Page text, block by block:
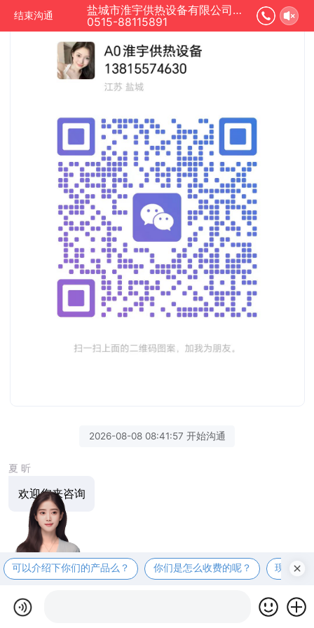
结束沟通
盐城市淮宇供热设备有限公司正在为您服务
0515-88115891
2026-08-08 08:41:57 开始沟通
夏 昕
欢迎您来咨询
可以介绍下你们的产品么？ 你们是怎么收费的呢？ 现在有